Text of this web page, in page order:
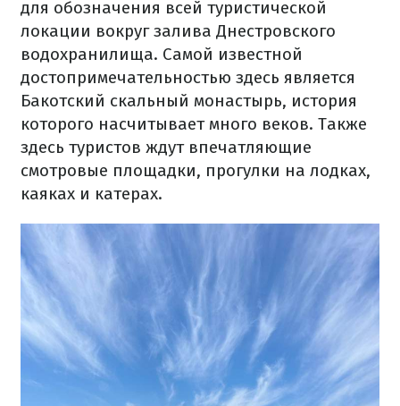
для обозначения всей туристической
локации вокруг залива Днестровского
водохранилища. Самой известной
достопримечательностью здесь является
Бакотский скальный монастырь, история
которого насчитывает много веков. Также
здесь туристов ждут впечатляющие
смотровые площадки, прогулки на лодках,
каяках и катерах.